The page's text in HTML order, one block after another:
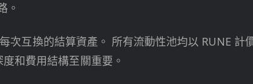
。
次互換的結算資產。 所有流動性池均以 RUNE
和費用結構至關重要。